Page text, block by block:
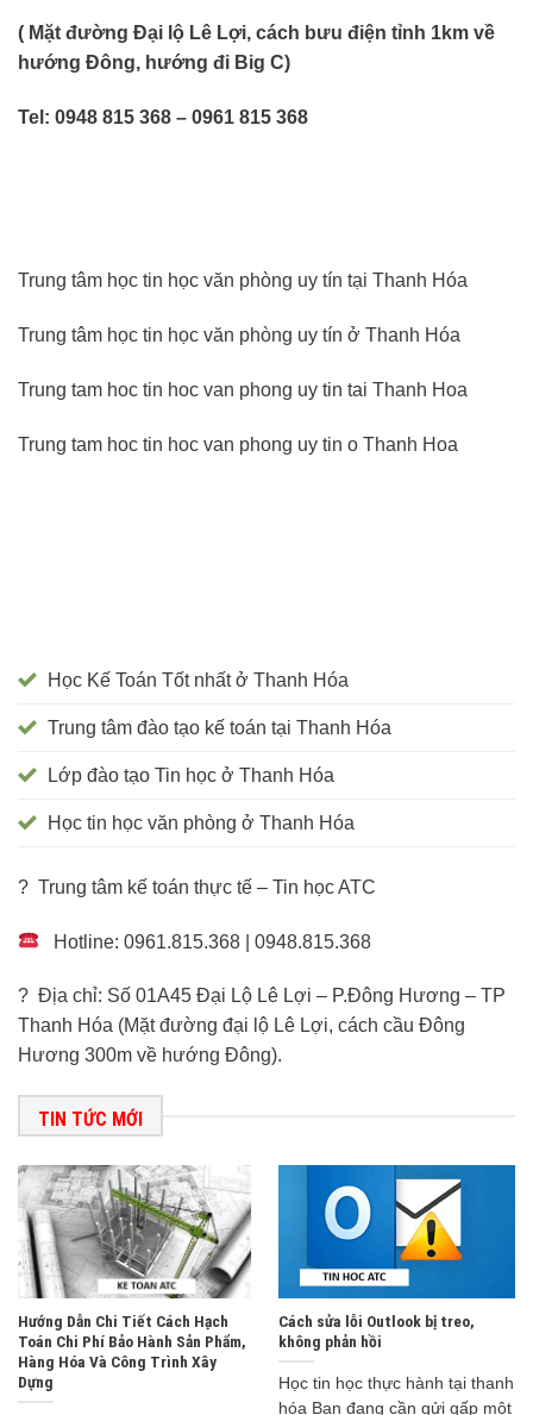
( Mặt đường Đại lộ Lê Lợi, cách bưu điện tỉnh 1km về
hướng Đông, hướng đi Big C)
Tel: 0948 815 368 – 0961 815 368
Trung tâm học tin học văn phòng uy tín tại Thanh Hóa
Trung tâm học tin học văn phòng uy tín ở Thanh Hóa
Trung tam hoc tin hoc van phong uy tin tai Thanh Hoa
Trung tam hoc tin hoc van phong uy tin o Thanh Hoa
Học Kế Toán Tốt nhất ở Thanh Hóa
Trung tâm đào tạo kế toán tại Thanh Hóa
Lớp đào tạo Tin học ở Thanh Hóa
Học tin học văn phòng ở Thanh Hóa
? Trung tâm kế toán thực tế – Tin học ATC
Hotline: 0961.815.368 | 0948.815.368
? Địa chỉ: Số 01A45 Đại Lộ Lê Lợi – P.Đông Hương – TP
Thanh Hóa (Mặt đường đại lộ Lê Lợi, cách cầu Đông
Hương 300m về hướng Đông).
TIN TỨC MỚI
Hướng Dẫn Chi Tiết Cách Hạch
Toán Chi Phí Bảo Hành Sản Phẩm,
Hàng Hóa Và Công Trình Xây
Dựng
Cách sửa lỗi Outlook bị treo,
không phản hồi
Học tin học thực hành tại thanh
hóa Bạn đang cần gửi gấp một